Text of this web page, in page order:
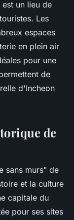
un lieu de
Les
espaces
en plein air
pour une
de
d'Incheon
de
sans murs" de
et la culture
capitale du
pour ses sites